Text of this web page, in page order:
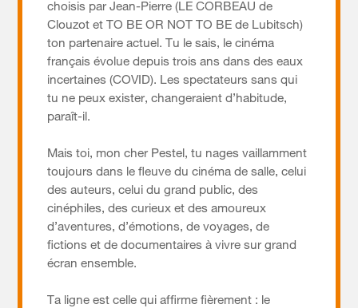
choisis par Jean-Pierre (LE CORBEAU de
Clouzot et TO BE OR NOT TO BE de Lubitsch)
ton partenaire actuel. Tu le sais, le cinéma
français évolue depuis trois ans dans des eaux
incertaines (COVID). Les spectateurs sans qui
tu ne peux exister, changeraient d’habitude,
paraît-il.
Mais toi, mon cher Pestel, tu nages vaillamment
toujours dans le fleuve du cinéma de salle, celui
des auteurs, celui du grand public, des
cinéphiles, des curieux et des amoureux
d’aventures, d’émotions, de voyages, de
fictions et de documentaires à vivre sur grand
écran ensemble.
Ta ligne est celle qui affirme fièrement : le